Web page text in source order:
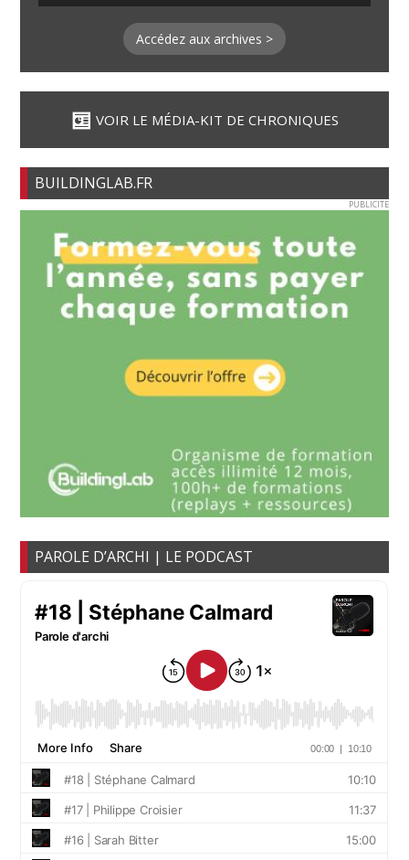
Accédez aux archives >
VOIR LE MÉDIA-KIT DE CHRONIQUES
BUILDINGLAB.FR
PUBLICITE
PAROLE D’ARCHI | LE PODCAST